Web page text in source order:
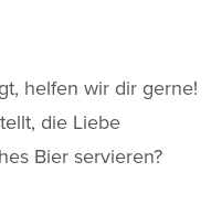
helfen wir dir gerne!
die Liebe
Bier servieren?